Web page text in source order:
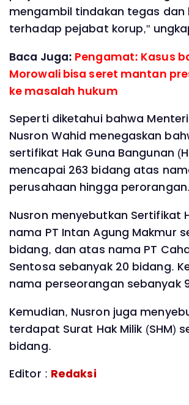
mengambil tindakan tegas dan
terhadap pejabat korup,"
Baca Juga: Pengamat: Kasus
Morowali bisa seret mantan
ke masalah hukum
Seperti diketahui bahwa Menteri
Nusron Wahid menegaskan
sertifikat Hak Guna Bangunan
mencapai 263 bidang atas
perusahaan hingga perorangan.
Nusron menyebutkan Sertifikat
nama PT Intan Agung Makmur
bidang, dan atas nama PT
Sentosa sebanyak 20 bidang.
nama perseorangan sebanyak
Kemudian, Nusron juga
terdapat Surat Hak Milik (SHM)
bidang.
Editor : Redaksi